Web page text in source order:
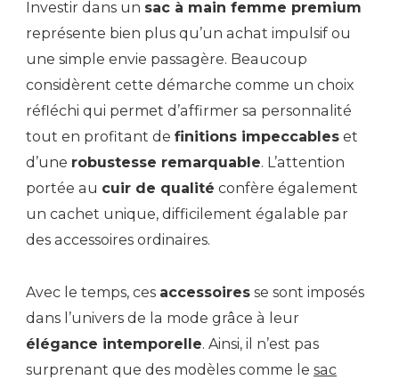
Investir dans un sac à main femme premium
représente bien plus qu’un achat impulsif ou
une simple envie passagère. Beaucoup
considèrent cette démarche comme un choix
réfléchi qui permet d’affirmer sa personnalité
tout en profitant de finitions impeccables et
d’une robustesse remarquable. L’attention
portée au cuir de qualité confère également
un cachet unique, difficilement égalable par
des accessoires ordinaires.
Avec le temps, ces accessoires se sont imposés
dans l’univers de la mode grâce à leur
élégance intemporelle. Ainsi, il n’est pas
surprenant que des modèles comme le sac